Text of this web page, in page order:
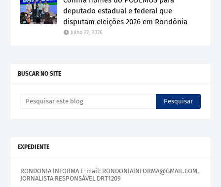
deputado estadual e federal que
disputam eleições 2026 em Rondônia
Julho 22, 2026
BUSCAR NO SITE
EXPEDIENTE
RONDONIA INFORMA E-mail: RONDONIAINFORMA@GMAIL.COM,
JORNALISTA RESPONSÁVEL DRT1209